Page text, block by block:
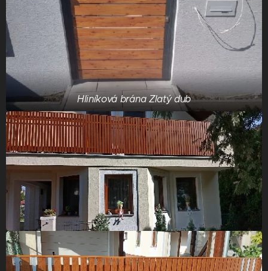
Hliníková brána Zlatý dub